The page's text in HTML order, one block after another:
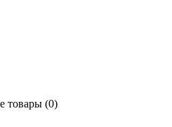
товары (0)